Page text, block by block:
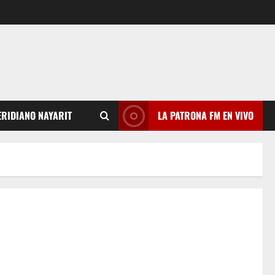
NAYARIT LA PATRONA FM EN VIVO